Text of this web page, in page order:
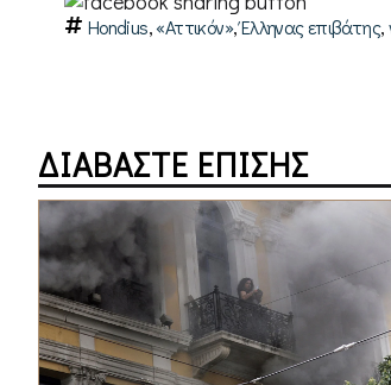
Hondius,«Αττικόν»,Έλληνας επιβάτης,
ΔΙΑΒΑΣΤΕ ΕΠΙΣΗΣ